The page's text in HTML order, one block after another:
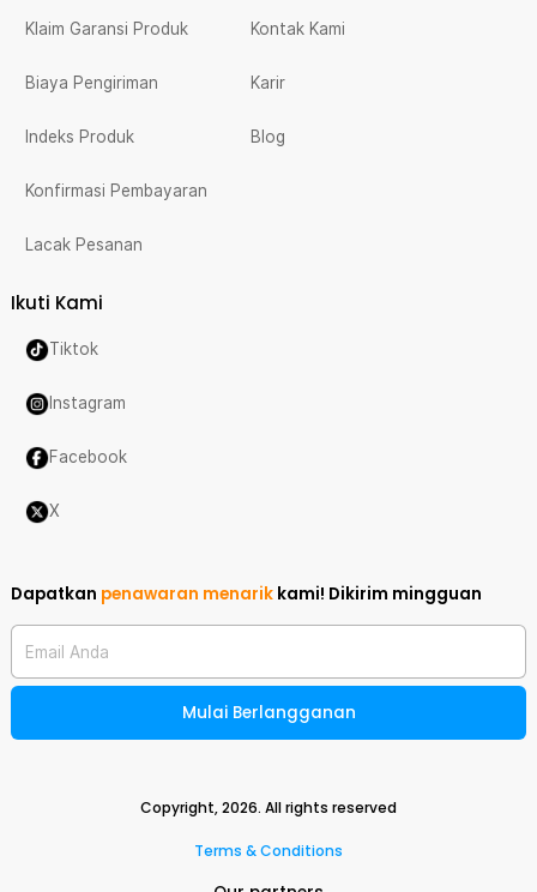
Klaim Garansi Produk
Biaya Pengiriman
Indeks Produk
Konfirmasi Pembayaran
Lacak Pesanan
Kontak Kami
Karir
Blog
Ikuti Kami
Tiktok
Instagram
Facebook
X
Dapatkan penawaran menarik kami! Dikirim mingguan
Email Anda
Mulai Berlangganan
Copyright,2026. All rights reserved
Terms & Conditions